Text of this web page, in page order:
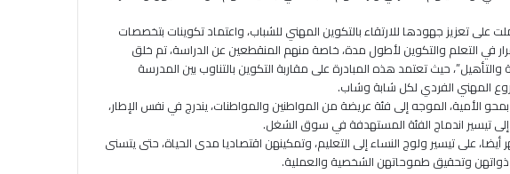
على تعزيز جهودها للارتقاء بالتكوين المهني للشباب، واعتماد تكوينات بتخصصات
في التعلم والتكوين لأطول مدة، خاصة منهم المنقطعين عن الدراسة، تم خلق
والتأهيل”، حيث تعتمد هذه المبادرة على مقاربة التكوين بالتناوب بين المدرسة
المهني الفردي لكل شابة وشاب.
بمحو الأمية، الموجه إلى فئة عريضة من المواطنين والمواطنات، يندرج في نفس الإطار،
إلى تيسير اندماج الفئة المستهدفة في سوق الشغل.
على تيسير ولوج النساء إلى التعليم، وتمكينهن اقتصاديا مدى الحياة، حتى يتسنى
ذواتهن وتحقيق طموحاتهن الشخصية والعملية.